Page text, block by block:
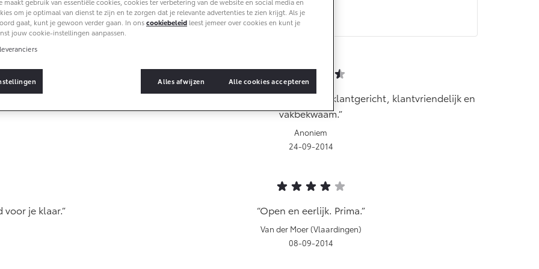
service van hoge
Alleen maar erg goede ervaringen. Zeer klantgericht, klantvriendelijk en
vakbekwaam.
Anoniem
24-09-2014
je klaar. Open en eerlijk. Prima.
Van der Moer (Vlaardingen)
08-09-2014
om je optimaal van dienst te zijn en te zorgen dat je relevante advertenties te zien krijgt. Als je
gaat, kunt je gewoon verder gaan. In onscookiebeleid leest jemeer over cookies en kunt je
jouw cookie-instellingen aanpassen.
Alles afwijzen Alle cookies accepteren